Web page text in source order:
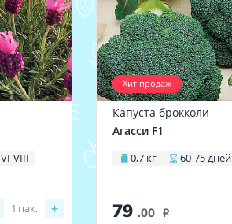
VI-VIII
+
1 пак.
Хит продаж
Капуста брокколи
Агасси F1
0,7 кг 60-75 дней
79 .00 i